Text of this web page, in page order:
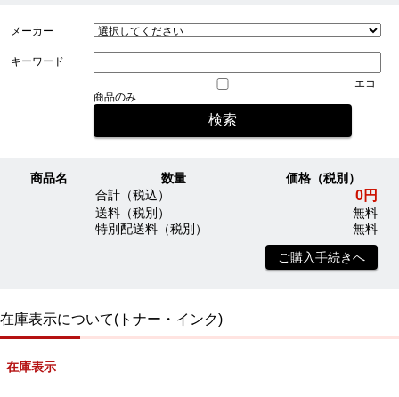
メーカー
キーワード
エコ
商品のみ
商品名 数量
価格（税別）
合計（税込）
0円
送料（税別）
無料
特別配送料（税別）
無料
ご購入手続きへ
在庫表示について(トナー・インク)
在庫表示